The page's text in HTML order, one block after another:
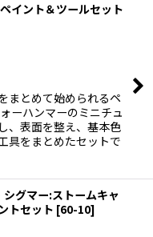
イント＆ツールセット
まとめて始められるペ
ーハンマーのミニチュ
、表面を整え、基本色
具をまとめたセットで
グマー:ストームキャ
トセット [60-10]